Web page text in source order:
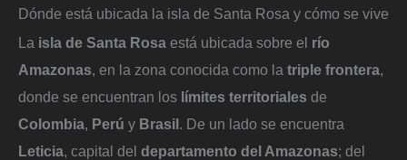
Dónde está ubicada la isla de Santa Rosa y cómo se vive
La isla de Santa Rosa está ubicada sobre el río
Amazonas, en la zona conocida como la triple frontera,
donde se encuentran los límites territoriales de
Colombia, Perú y Brasil. De un lado se encuentra
Leticia, capital del departamento del Amazonas; del